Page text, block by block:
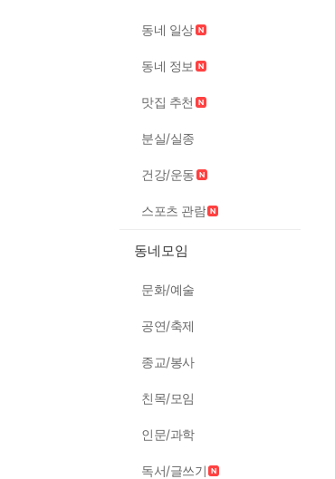
동네 일상
동네 정보
맛집 추천
분실/실종
건강/운동
스포츠 관람
동네모임
문화/예술
공연/축제
종교/봉사
친목/모임
인문/과학
독서/글쓰기